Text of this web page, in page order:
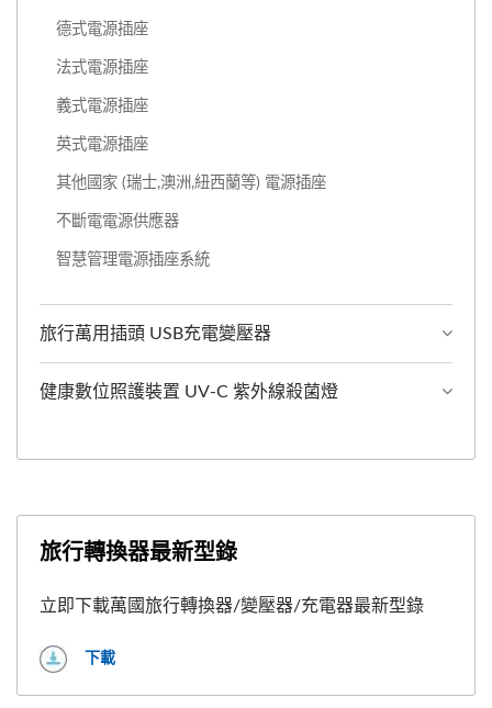
德式電源插座
法式電源插座
義式電源插座
英式電源插座
其他國家 (瑞士,澳洲,紐西蘭等) 電源插座
不斷電電源供應器
智慧管理電源插座系統
旅行萬用插頭 USB充電變壓器
健康數位照護裝置 UV-C 紫外線殺菌燈
旅行轉換器最新型錄
立即下載萬國旅行轉換器/變壓器/充電器最新型錄
下載